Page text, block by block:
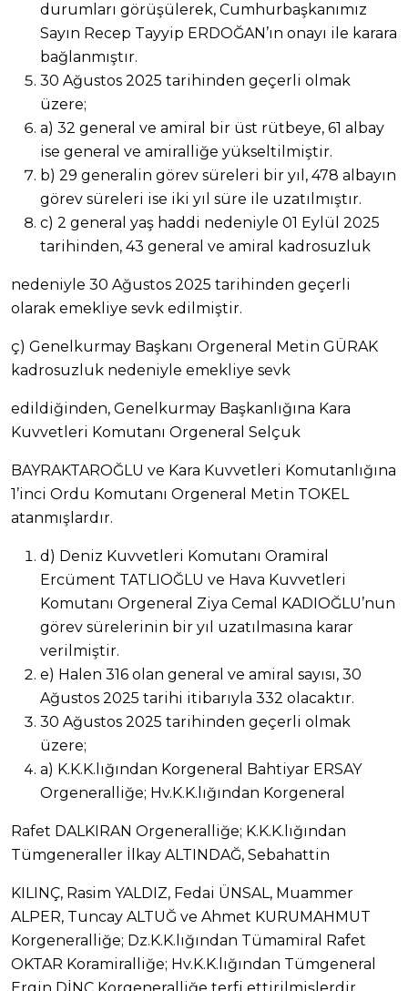
durumları görüşülerek, Cumhurbaşkanımız
Sayın Recep Tayyip ERDOĞAN’ın onayı ile karara
bağlanmıştır.
30 Ağustos 2025 tarihinden geçerli olmak
üzere;
a) 32 general ve amiral bir üst rütbeye, 61 albay
ise general ve amiralliğe yükseltilmiştir.
b) 29 generalin görev süreleri bir yıl, 478 albayın
görev süreleri ise iki yıl süre ile uzatılmıştır.
c) 2 general yaş haddi nedeniyle 01 Eylül 2025
tarihinden, 43 general ve amiral kadrosuzluk
nedeniyle 30 Ağustos 2025 tarihinden geçerli
olarak emekliye sevk edilmiştir.
ç) Genelkurmay Başkanı Orgeneral Metin GÜRAK
kadrosuzluk nedeniyle emekliye sevk
edildiğinden, Genelkurmay Başkanlığına Kara
Kuvvetleri Komutanı Orgeneral Selçuk
BAYRAKTAROĞLU ve Kara Kuvvetleri Komutanlığına
1’inci Ordu Komutanı Orgeneral Metin TOKEL
atanmışlardır.
d) Deniz Kuvvetleri Komutanı Oramiral
Ercüment TATLIOĞLU ve Hava Kuvvetleri
Komutanı Orgeneral Ziya Cemal KADIOĞLU’nun
görev sürelerinin bir yıl uzatılmasına karar
verilmiştir.
e) Halen 316 olan general ve amiral sayısı, 30
Ağustos 2025 tarihi itibarıyla 332 olacaktır.
30 Ağustos 2025 tarihinden geçerli olmak
üzere;
a) K.K.K.lığından Korgeneral Bahtiyar ERSAY
Orgeneralliğe; Hv.K.K.lığından Korgeneral
Rafet DALKIRAN Orgeneralliğe; K.K.K.lığından
Tümgeneraller İlkay ALTINDAĞ, Sebahattin
KILINÇ, Rasim YALDIZ, Fedai ÜNSAL, Muammer
ALPER, Tuncay ALTUĞ ve Ahmet KURUMAHMUT
Korgeneralliğe; Dz.K.K.lığından Tümamiral Rafet
OKTAR Koramiralliğe; Hv.K.K.lığından Tümgeneral